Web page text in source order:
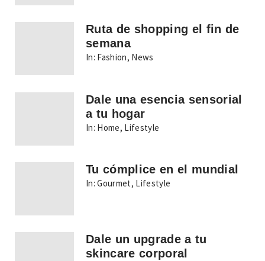
Ruta de shopping el fin de
semana
In: Fashion, News
Dale una esencia sensorial
a tu hogar
In: Home, Lifestyle
Tu cómplice en el mundial
In: Gourmet, Lifestyle
Dale un upgrade a tu
skincare corporal